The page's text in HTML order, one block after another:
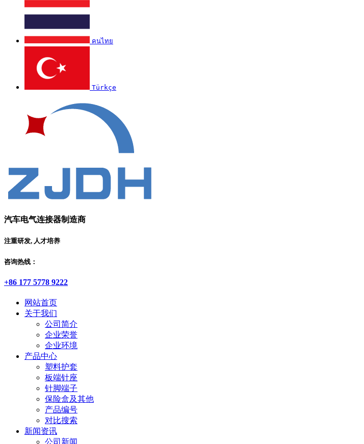
คนไทย
Türkçe
汽车电气连接器制造商
注重研发, 人才培养
咨询热线：
+86 177 5778 9222
网站首页
关于我们
公司简介
企业荣誉
企业环境
产品中心
塑料护套
板端针座
针脚端子
保险盒及其他
产品编号
对比搜索
新闻资讯
公司新闻